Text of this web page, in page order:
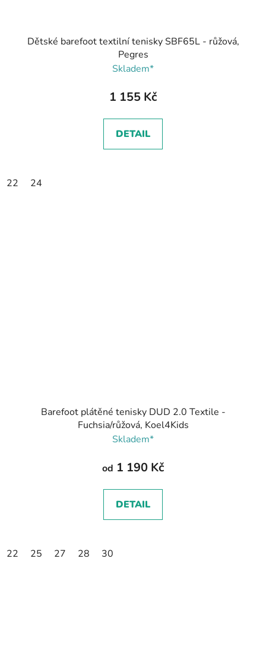
Dětské barefoot textilní tenisky SBF65L - růžová,
Pegres
Skladem*
1 155 Kč
DETAIL
22 24
Barefoot plátěné tenisky DUD 2.0 Textile -
Fuchsia/růžová, Koel4Kids
Skladem*
od 1 190 Kč
DETAIL
22 25 27 28 30